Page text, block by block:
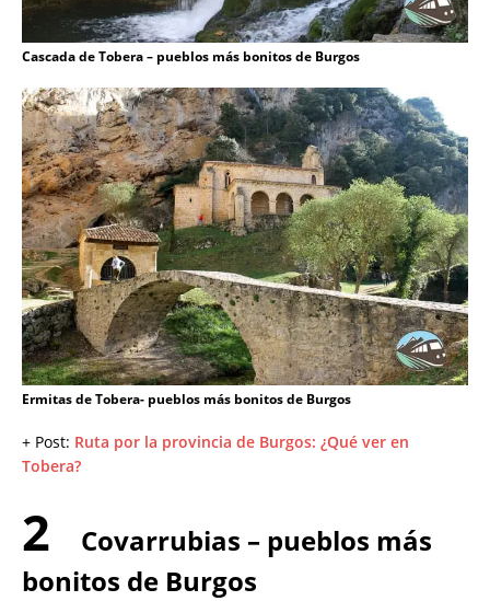
Cascada de Tobera – pueblos más bonitos de Burgos
Ermitas de Tobera- pueblos más bonitos de Burgos
+ Post: Ruta por la provincia de Burgos: ¿Qué ver en
Tobera?
2
Covarrubias – pueblos más
bonitos de Burgos